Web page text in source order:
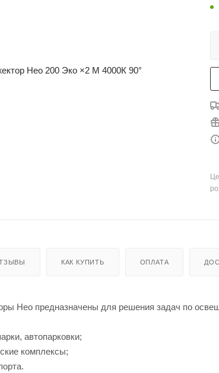
КАК КУПИТЬ ОПЛАТА
Нео предназначены для решения задач по
автопарковки;
комплексы;